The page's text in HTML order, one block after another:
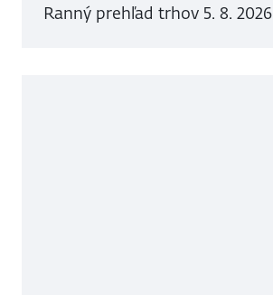
Ranný prehľad trhov 5. 8. 2026